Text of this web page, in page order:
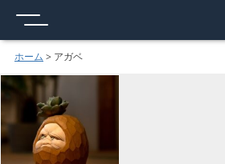
ホーム > アガベ